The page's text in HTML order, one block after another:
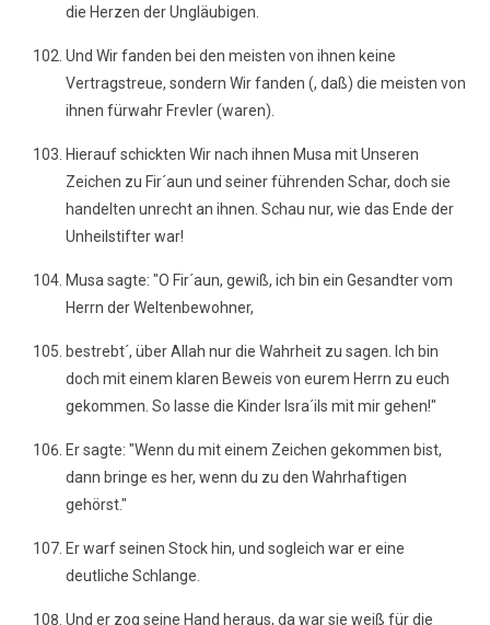
die Herzen der Ungläubigen.
Und Wir fanden bei den meisten von ihnen keine
Vertragstreue, sondern Wir fanden (, daß) die meisten von
ihnen fürwahr Frevler (waren).
Hierauf schickten Wir nach ihnen Musa mit Unseren
Zeichen zu Fir´aun und seiner führenden Schar, doch sie
handelten unrecht an ihnen. Schau nur, wie das Ende der
Unheilstifter war!
Musa sagte: "O Fir´aun, gewiß, ich bin ein Gesandter vom
Herrn der Weltenbewohner,
bestrebt´, über Allah nur die Wahrheit zu sagen. Ich bin
doch mit einem klaren Beweis von eurem Herrn zu euch
gekommen. So lasse die Kinder Isra´ils mit mir gehen!"
Er sagte: "Wenn du mit einem Zeichen gekommen bist,
dann bringe es her, wenn du zu den Wahrhaftigen
gehörst."
Er warf seinen Stock hin, und sogleich war er eine
deutliche Schlange.
Und er zog seine Hand heraus, da war sie weiß für die